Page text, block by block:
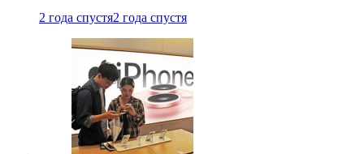
2 года спустя2 года спустя